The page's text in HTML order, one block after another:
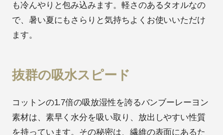
も冷んやりと包み込みます。軽さのあるタオルなの
で、暑い夏にもさらりと気持ちよくお使いいただけ
ます。
抜群の吸水スピード
コットンの1.7倍の吸放湿性を誇るバンブーレーヨン
素材は、素早く水分を吸い取り、放出しやすい性質
を持っています。その秘密は、繊維の表面にあるた